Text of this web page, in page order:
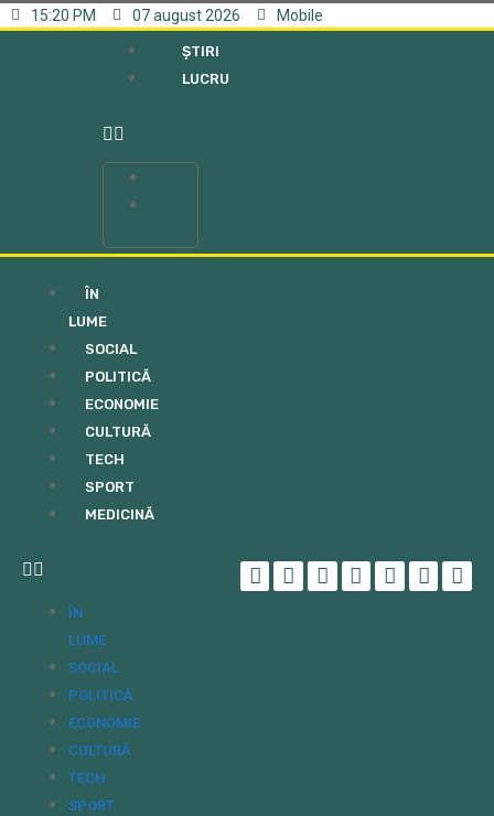
15:20 PM 07 august 2026 Mobile
ȘTIRI
LUCRU
ÎN
LUME
SOCIAL
POLITICĂ
ECONOMIE
CULTURĂ
TECH
SPORT
MEDICINĂ
ÎN
LUME
SOCIAL
POLITICĂ
ECONOMIE
CULTURĂ
TECH
SPORT